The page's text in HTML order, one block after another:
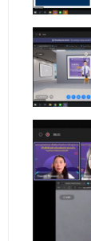
ข่าว
- ข่าวประชา
- กิจกรรม
- ข่าวประชา
- ทุน/สมัครง
วารสารคณะ
ผลงานคณะ
- ฐานข้อมูล